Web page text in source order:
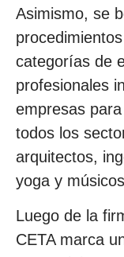
Asimismo, se
categorías de
profesionales
empresas
todos los
arquitectos,
yoga y
Luego de la
CETA marca